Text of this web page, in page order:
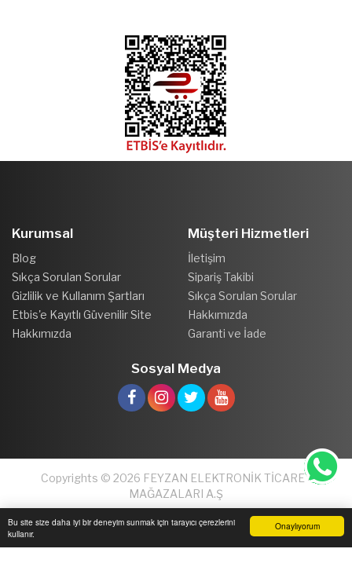
Onaylıyorum
Bu site size daha iyi bir deneyim sunmak için tarayıcı çerezlerini
kullanır.
Kurumsal
Blog
Sıkça Sorulan Sorular
Gizlilik ve Kullanım Şartları
Etbis'e Kayıtlı Güvenilir Site
Hakkımızda
Müşteri Hizmetleri
İletişim
Sipariş Takibi
Sıkça Sorulan Sorular
Hakkımızda
Garanti ve İade
Sosyal Medya
Copyrights © 2026 FEYZAN ELEKTRONİK TİCARET
MAĞAZALARI A.Ş
Anasayfa Sipariş Takibi İletişim